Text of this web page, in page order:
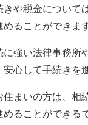
や税金について
ることができます
強い法律事務所
心して手続きを
住まいの方は、相
ることができる